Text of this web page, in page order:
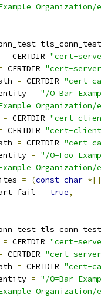
Organization/
= CERTDIR "cert-
CERTDIR "cert-
= CERTDIR "cert-
= "/O=Bar
Organization/
= CERTDIR "cert-
CERTDIR "cert-client-
= CERTDIR "cert-
= "/O=Foo
Organization/
= (const char
= true,
= CERTDIR "cert-
CERTDIR "cert-
= CERTDIR "cert-
= "/O=Bar
Organization/